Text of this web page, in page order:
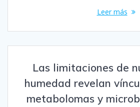
Leer más
Las limitaciones de
humedad revelan
metabolomas y